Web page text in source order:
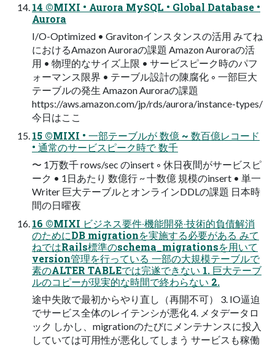
14 ©MIXI • Aurora MySQL • Global Database •
Aurora
I/O-Optimized • Gravitonインスタンスの活用 みてね
におけるAmazon Auroraの課題 Amazon Auroraの活
⽤ • 物理的なサイズ上限 • サービスピーク時のパフ
ォーマンス限界 • テーブル設計の陳腐化 ◦ 一部巨大
テーブルの発生 Amazon Auroraの課題
https://aws.amazon.com/jp/rds/aurora/instance-types/
今日はここ
15 ©MIXI • ⼀部テーブルが 数億 ~ 数百億レコード
• 通常のサービスピーク時で 数千
〜 1万数千 rows/sec のinsert ◦ 休⽇夜間がサービスピ
ーク • 1⽇あたり 数億⾏ ~ ⼗数億 規模のinsert • 単⼀
Writer 巨⼤テーブルとオンラインDDLの課題 日本時
間の日曜夜
16 ©MIXI ビジネス要件‧機能開発‧技術的負債解消
のためにDB migrationを実施する必要がある みて
ねではRails標準のschema_migrationsを⽤いて
version管理を⾏っている ⼀部の⼤規模テーブルで
素のALTER TABLEでは完遂できない 1. 巨⼤テーブ
ルのコピーが現実的な時間で終わらない 2.
途中失敗で最初からやり直し（再開不可） 3. IO逼迫
でサービス全体のレイテンシが悪化 4. メタデータロ
ック しかし、migrationのたびにメンテナンスに投⼊
していては可⽤性が悪化してしまう サービスも稼働